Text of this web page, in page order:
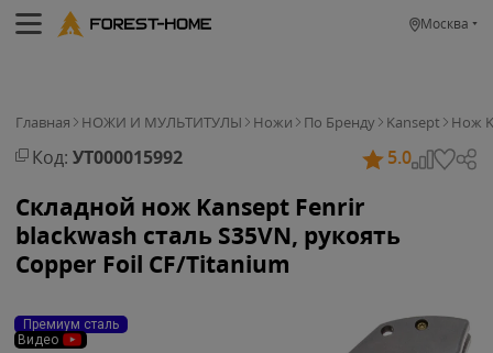
Москва
Главная НОЖИ И МУЛЬТИТУЛЫ Ножи По Бренду Kansept Нож
Код: УТ000015992 5.0
Складной нож Kansept Fenrir
blackwash сталь S35VN, рукоять
Copper Foil CF/Titanium
Премиум сталь
Видео